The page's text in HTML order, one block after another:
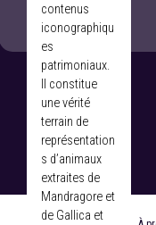
contenus
iconographiqu
es
patrimoniaux.
Il constitue
une vérité
terrain de
représentation
s d’animaux
extraites de
Mandragore et
de Gallica et